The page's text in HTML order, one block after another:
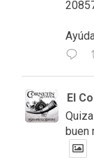
buen